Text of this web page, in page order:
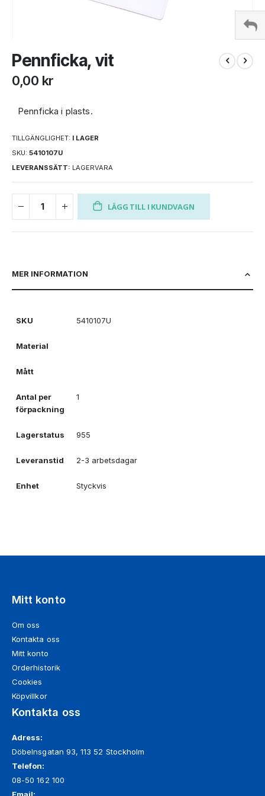
till
början
av
Pennficka, vit
0,00 kr
Pennficka i plasts.
TILLGÄNGLIGHET: I LAGER
SKU 5410107U
LEVERANSSÄTT: LAGERVARA
LÄGG TILL I KUNDVAGN
MER INFORMATION
SKU 5410107U
Material
Mått
Antal per
förpackning
1
Lagerstatus 955
Leveranstid 2-3 arbetsdagar
Enhet Styckvis
Mitt konto
Om oss
Kontakta oss
Mitt konto
Orderhistorik
Cookies
Köpvillkor
Kontakta oss
Adress:
Döbelnsgatan 93, 113 52 Stockholm
Telefon:
08-50 162 100